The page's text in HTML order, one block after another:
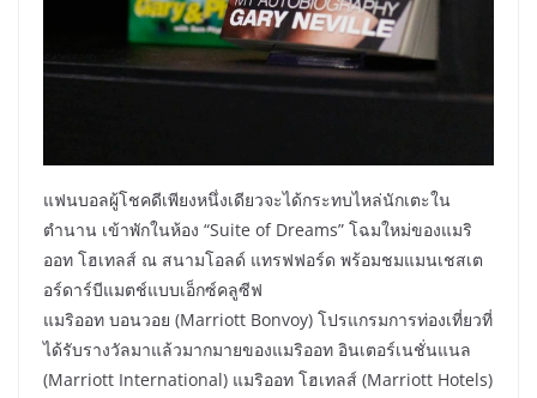
แฟนบอลผู้โชคดีเพียงหนึ่งเดียวจะได้กระทบไหล่นักเตะใน
ตำนาน เข้าพักในห้อง “Suite of Dreams” โฉมใหม่ของแมริ
ออท โฮเทลส์ ณ สนามโอลด์ แทรฟฟอร์ด พร้อมชมแมนเชสเต
อร์ดาร์บีแมตช์แบบเอ็กซ์คลูซีฟ
แมริออท บอนวอย (Marriott Bonvoy) โปรแกรมการท่องเที่ยวที่
ได้รับรางวัลมาแล้วมากมายของแมริออท อินเตอร์เนชั่นแนล
(Marriott International) แมริออท โฮเทลส์ (Marriott Hotels)